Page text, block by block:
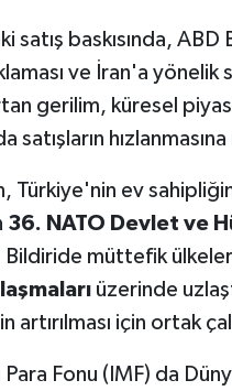
satış baskısında,
ve İran'a
gerilim, küresel
satışların
Türkiye'nin ev
36. NATO Devlet ve
Bildiride müttefik
üzerinde
artırılması için ortak
Para Fonu (IMF) da